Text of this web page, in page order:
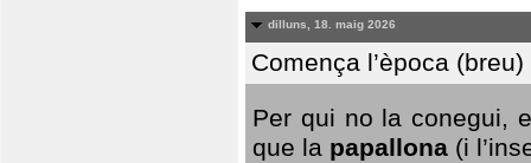
dilluns, 18. maig 2026
Comença l’època
Per qui no la conegui,
que la papallona (i